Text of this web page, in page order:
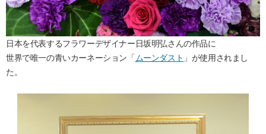
日本を代表するフラワーデザイナー日坂明弘さんの作品に
世界で唯一の青いカーネーション「 ムーンダスト 」が使用されまし
た。